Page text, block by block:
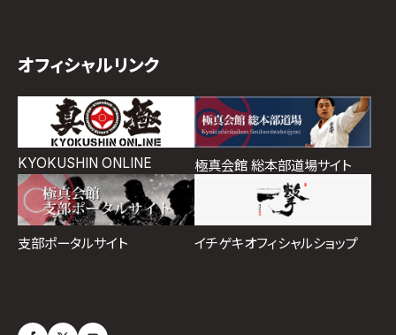
オフィシャルリンク
KYOKUSHIN ONLINE 極真会館 総本部道場サイト
支部ポータルサイト イチゲキオフィシャルショップ